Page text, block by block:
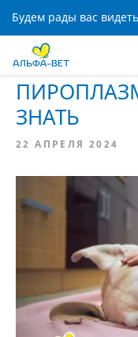
Главная
ЗНАТЬ
22 АПРЕЛЯ 2024